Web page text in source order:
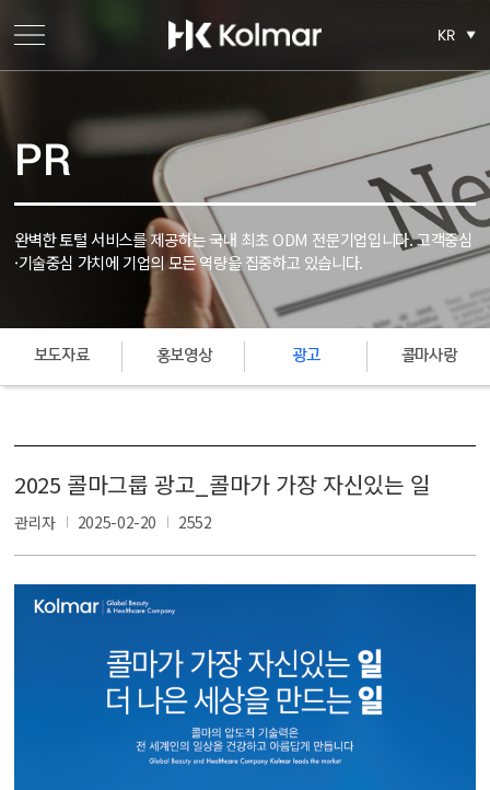
KR
PR
완벽한 토털 서비스를 제공하는 국내 최초 ODM 전문기업입니다.고객중심
·기술중심 가치에 기업의 모든 역량을 집중하고 있습니다.
보도자료 홍보영상 광고 콜마사랑
2025 콜마그룹 광고_콜마가 가장 자신있는 일
관리자 2025-02-20 2552